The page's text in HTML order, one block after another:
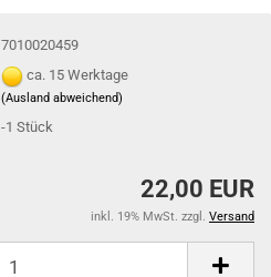
7010020459
ca. 15 Werktage
(Ausland abweichend)
-1Stück
22,00 EUR
inkl. 19% MwSt. zzgl. Versand